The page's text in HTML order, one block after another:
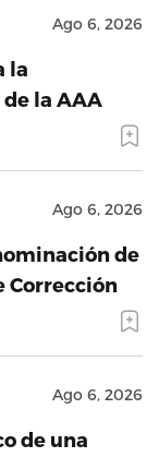
Ago 6, 2026
la
la AAA
Ago 6, 2026
de
Corrección
Ago 6, 2026
de una